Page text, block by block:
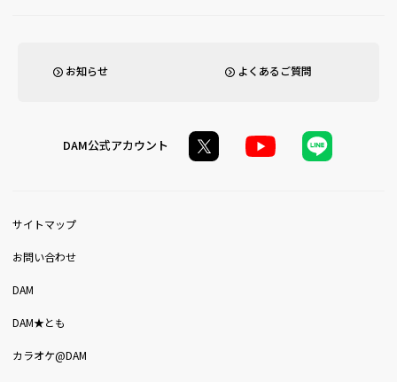
お知らせ よくあるご質問
DAM公式アカウント
サイトマップ
お問い合わせ
DAM
DAM★とも
カラオケ@DAM